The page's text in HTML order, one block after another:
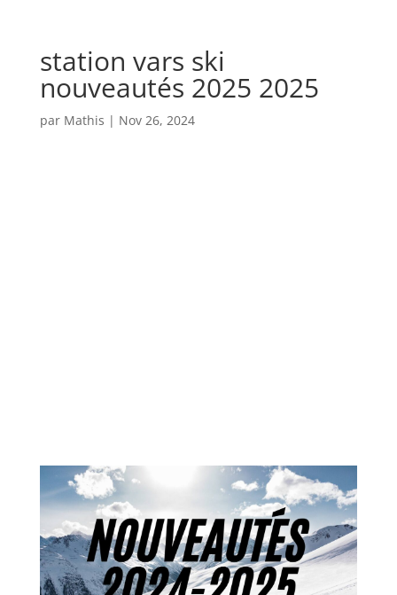
station vars ski
nouveautés 2025 2025
par Mathis | Nov 26, 2024